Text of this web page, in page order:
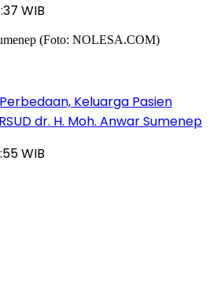
WIB
Keluarga Pasien
dr. H. Moh. Anwar Sumenep
WIB